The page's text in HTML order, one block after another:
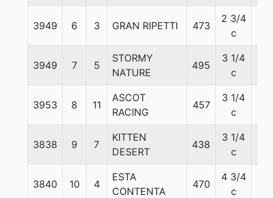
3949 6 3 GRAN RIPETTI 473
2 3/4
c
3949 7 5
STORMY
NATURE
495
3 1/4
c
3953 8 11
ASCOT
RACING
457
3 1/4
c
3838 9 7
KITTEN
DESERT
438
3 1/4
c
3840 10 4
ESTA
CONTENTA
470
4 3/4
c